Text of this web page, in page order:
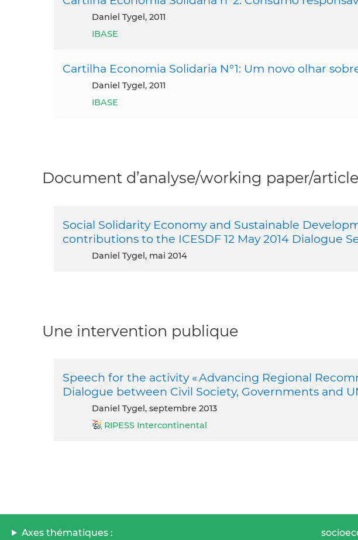
Daniel Tygel, 2011
IBASE
Cartilha Economia Solidaria N°1: Um novo olhar
Daniel Tygel, 2011
IBASE
Document d’analyse/working paper/article
Social Solidarity Economy and Sustainable
contributions to the ICESDF 12 May 2014 Dialogue
Daniel Tygel, mai 2014
Une intervention publique
Speech for the activity « Advancing Regional
Dialogue between Civil Society, Governments and
Daniel Tygel, septembre 2013
RIPESS Intercontinental
Axes thématiques :